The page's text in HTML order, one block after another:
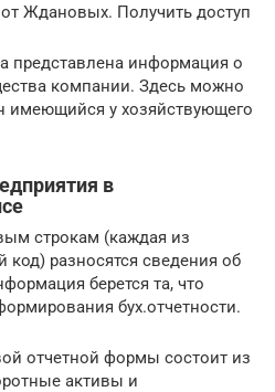
Ждановых. Получить доступ
представлена информация о
компании. Здесь можно
имеющийся у хозяйствующего
в
строкам (каждая из
код) разносятся сведения об
берется та, что
бух.отчетности.
отчетной формы состоит из
активы и